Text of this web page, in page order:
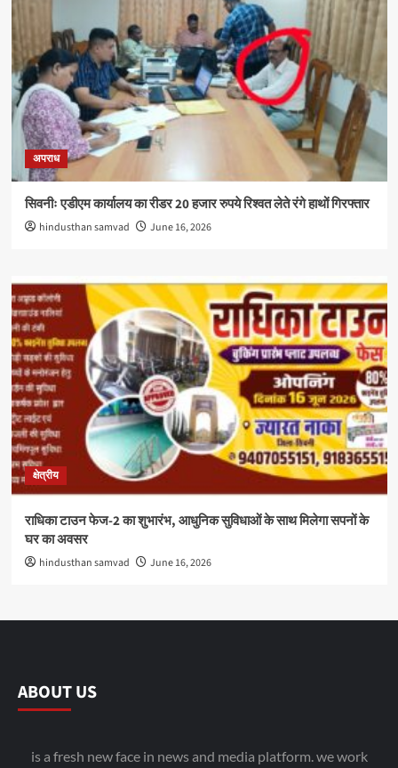
अपराध
सिवनीः एडीएम कार्यालय का रीडर 20 हजार रुपये रिश्वत लेते रंगे हाथों गिरफ्तार
hindusthan samvad June 16, 2026
क्षेत्रीय
राधिका टाउन फेज-2 का शुभारंभ, आधुनिक सुविधाओं के साथ मिलेगा सपनों के
घर का अवसर
hindusthan samvad June 16, 2026
ABOUT US
is a fresh new face in news and media platform. we work